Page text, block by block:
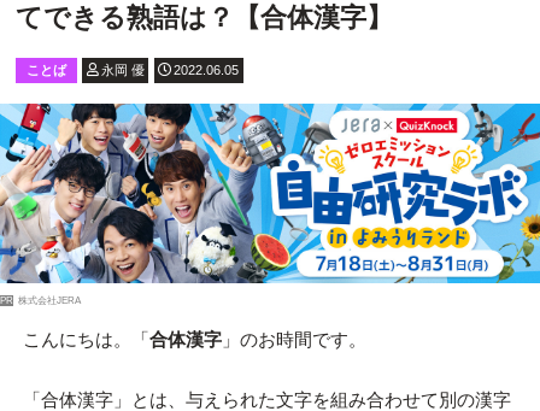
てできる熟語は？【合体漢字】
ことば 永岡 優 2022.06.05
PR 株式会社JERA
こんにちは。「合体漢字」のお時間です。
「合体漢字」とは、与えられた文字を組み合わせて別の漢字